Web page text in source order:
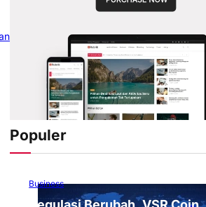
Populer
Business